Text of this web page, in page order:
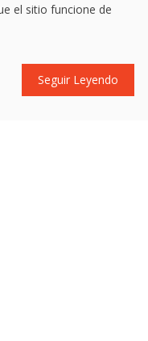
el sitio funcione de
Seguir Leyendo